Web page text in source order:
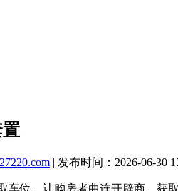
| 发布时间：2026-06-30
位。让购房者曲连开辟商、获取